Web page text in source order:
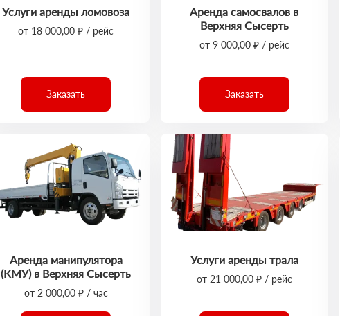
Услуги аренды ломовоза
от 18 000,00 ₽ / рейс
Заказать
Аренда самосвалов в
Верхняя Сысерть
от 9 000,00 ₽ / рейс
Заказать
Аренда манипулятора
(КМУ) в Верхняя Сысерть
от 2 000,00 ₽ / час
Услуги аренды трала
от 21 000,00 ₽ / рейс